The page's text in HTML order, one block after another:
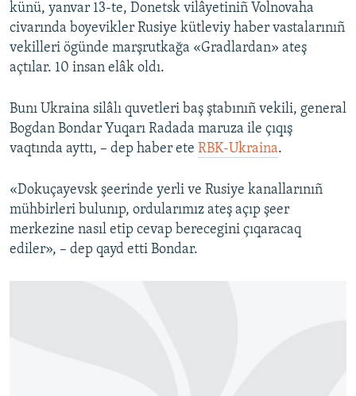
RFE/RS bütün saytları
künü, yanvar 13-te, Donetsk vilâyetiniñ Volnovaha
civarında boyevikler Rusiye kütleviy haber vastalarınıñ
vekilleri ögünde marşrutkağa «Gradlardan» ateş
açtılar. 10 insan elâk oldı.
Bunı Ukraina silâlı quvetleri baş ştabınıñ vekili, general
Bogdan Bondar Yuqarı Radada maruza ile çıqış
vaqtında ayttı, – dep haber ete RBK-Ukraina.
«Dokuçayevsk şeerinde yerli ve Rusiye kanallarınıñ
mühbirleri bulunıp, ordularımız ateş açıp şeer
merkezine nasıl etip cevap berecegini çıqaracaq
ediler», – dep qayd etti Bondar.